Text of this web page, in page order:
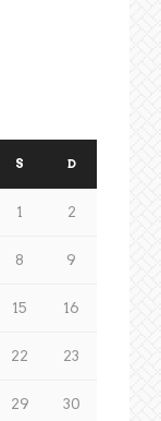
S D
1 2
8 9
15 16
22 23
29 30